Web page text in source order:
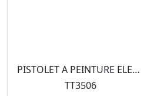
PISTOLET A PEINTURE ELECTRIQUE 450W 120DIN TT3506
TT3506